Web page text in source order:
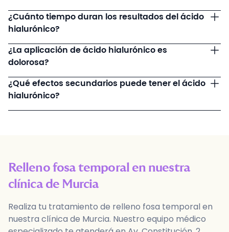
¿Cuánto tiempo duran los resultados del ácido
hialurónico?
¿La aplicación de ácido hialurónico es
dolorosa?
¿Qué efectos secundarios puede tener el ácido
hialurónico?
Relleno fosa temporalen nuestra
clínica de Murcia
Realiza tu tratamiento de relleno fosa temporalen
nuestra clínica de Murcia. Nuestro equipo médico